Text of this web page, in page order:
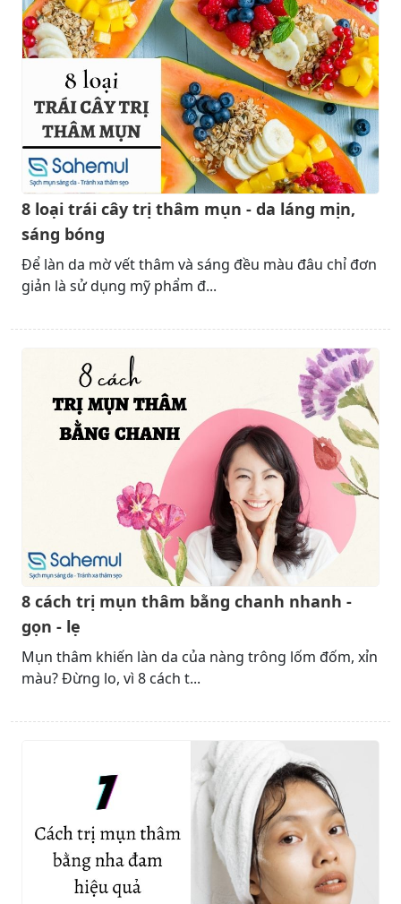
8 loại trái cây trị thâm mụn - da láng mịn,
sáng bóng
Để làn da mờ vết thâm và sáng đều màu đâu chỉ đơn
giản là sử dụng mỹ phẩm đ...
8 cách trị mụn thâm bằng chanh nhanh -
gọn - lẹ
Mụn thâm khiến làn da của nàng trông lốm đốm, xỉn
màu? Đừng lo, vì 8 cách t...